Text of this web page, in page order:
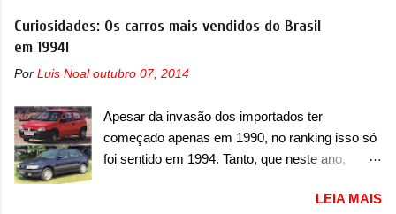
Curiosidades: Os carros mais vendidos do Brasil
em 1994!
Por Luis Noal outubro 07, 2014
Apesar da invasão dos importados ter
começado apenas em 1990, no ranking isso só
foi sentido em 1994. Tanto, que neste ano,
começar pelo Chevrolet Corsa, o maisLEIA MAIS